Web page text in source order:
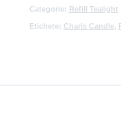
Categorie: Refill Tealight
Etichete: Charis Candle,